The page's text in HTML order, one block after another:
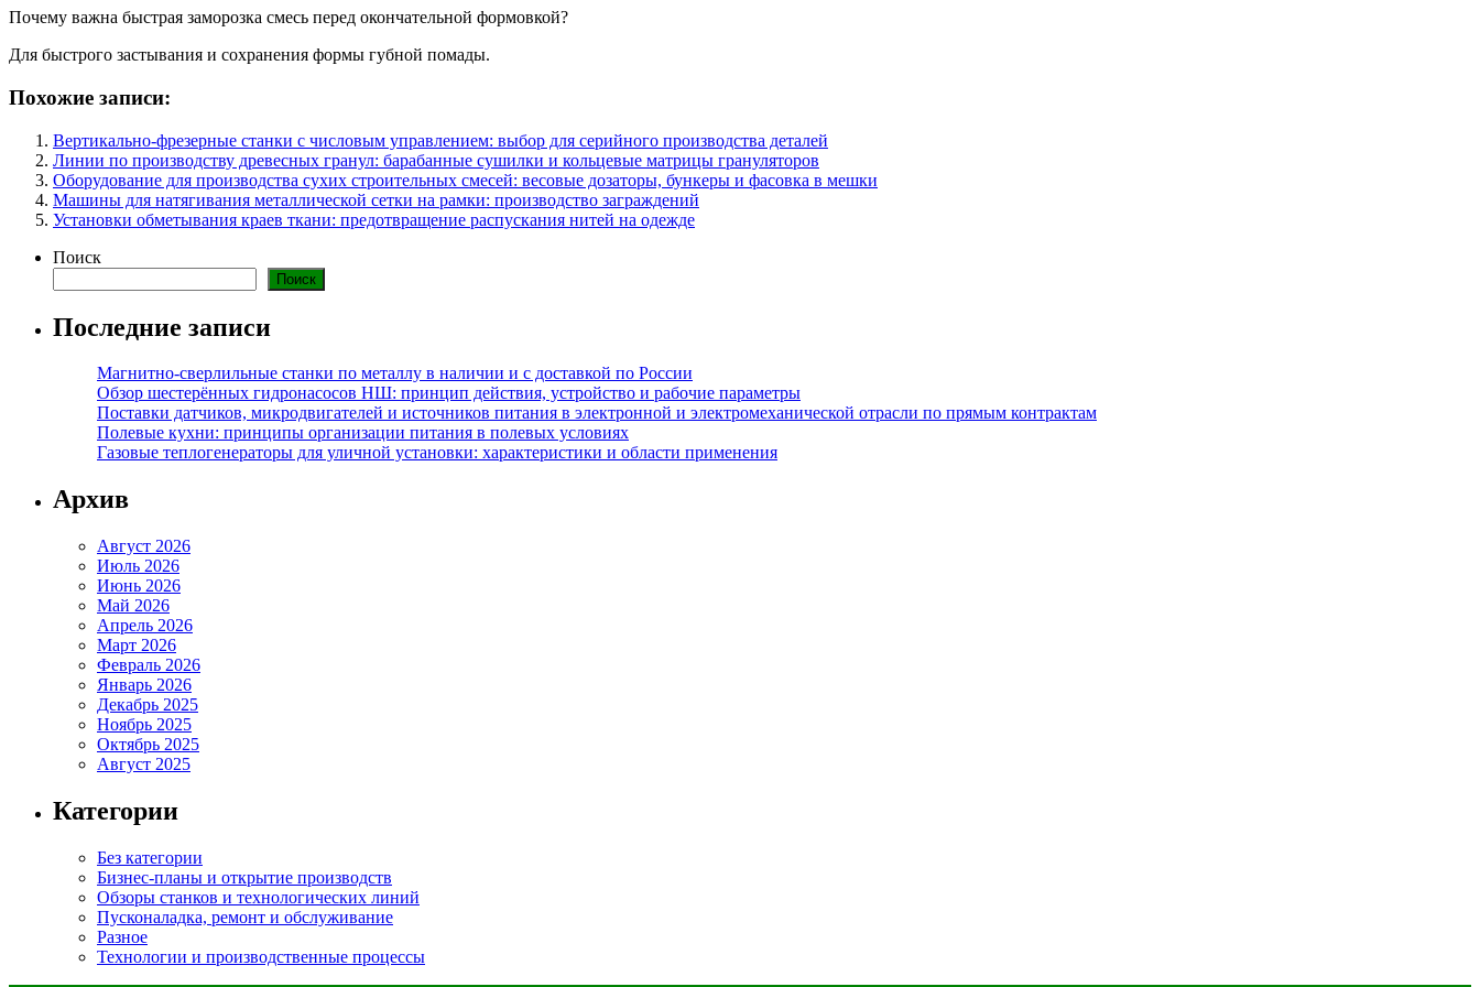
Почему важна быстрая заморозка смесь перед окончательной формовкой?
Для быстрого застывания и сохранения формы губной помады.
Похожие записи:
Вертикально-фрезерные станки с числовым управлением: выбор для серийного производства деталей
Линии по производству древесных гранул: барабанные сушилки и кольцевые матрицы грануляторов
Оборудование для производства сухих строительных смесей: весовые дозаторы, бункеры и фасовка в мешки
Машины для натягивания металлической сетки на рамки: производство заграждений
Установки обметывания краев ткани: предотвращение распускания нитей на одежде
Поиск
Поиск
Последние записи
Магнитно-сверлильные станки по металлу в наличии и с доставкой по России
Обзор шестерённых гидронасосов НШ: принцип действия, устройство и рабочие параметры
Поставки датчиков, микродвигателей и источников питания в электронной и электромеханической отрасли по прямым контрактам
Полевые кухни: принципы организации питания в полевых условиях
Газовые теплогенераторы для уличной установки: характеристики и области применения
Архив
Август 2026
Июль 2026
Июнь 2026
Май 2026
Апрель 2026
Март 2026
Февраль 2026
Январь 2026
Декабрь 2025
Ноябрь 2025
Октябрь 2025
Август 2025
Категории
Без категории
Бизнес-планы и открытие производств
Обзоры станков и технологических линий
Пусконаладка, ремонт и обслуживание
Разное
Технологии и производственные процессы